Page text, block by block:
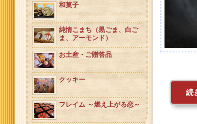
続
和菓子
純情こまち（黒ごま、白ご
ま、アーモンド）
お土産・ご贈答品
クッキー
フレイム ～燃え上がる恋～